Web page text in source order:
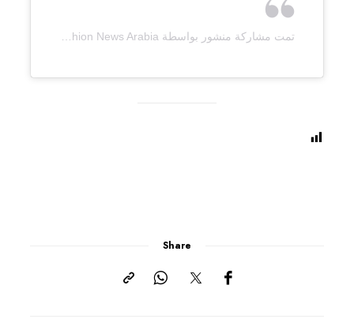
تمت مشاركة منشور بواسطة ‏‎Fashion News Arabia‎‏ (@‏‎fashionnewsarabia‎‏)
Share